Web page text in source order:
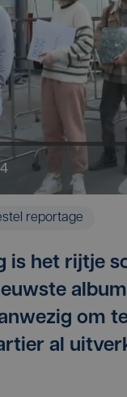
reportage
is het rijtje
om
al